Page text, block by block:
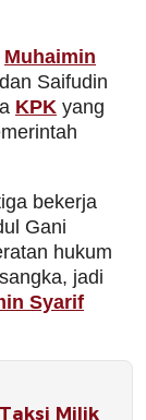
Muhaimin
Saifudin
KPK yang
bekerja
Gani
hukum
jadi
Syarif
Milik